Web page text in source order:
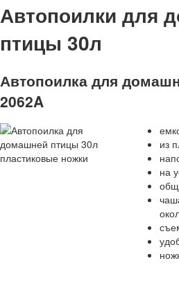
Автопоилки для
птицы 30л
Автопоилка для
2062A
из
на